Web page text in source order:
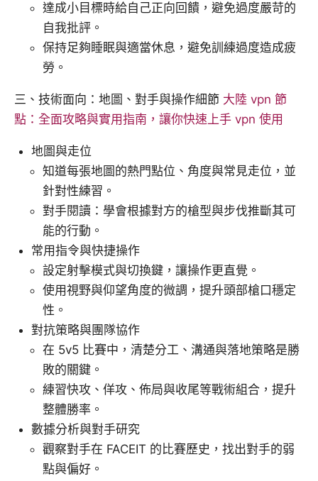
達成小目標時給自己正向回饋，避免過度嚴苛的
自我批評。
保持足夠睡眠與適當休息，避免訓練過度造成疲
勞。
三、技術面向：地圖、對手與操作細節 大陸 vpn 節
點：全面攻略與實用指南，讓你快速上手 vpn 使用
地圖與走位
知道每張地圖的熱門點位、角度與常見走位，並
針對性練習。
對手閱讀：學會根據對方的槍型與步伐推斷其可
能的行動。
常用指令與快捷操作
設定射擊模式與切換鍵，讓操作更直覺。
使用視野與仰望角度的微調，提升頭部槍口穩定
性。
對抗策略與團隊協作
在 5v5 比賽中，清楚分工、溝通與落地策略是勝
敗的關鍵。
練習快攻、佯攻、佈局與收尾等戰術組合，提升
整體勝率。
數據分析與對手研究
觀察對手在 FACEIT 的比賽歷史，找出對手的弱
點與偏好。